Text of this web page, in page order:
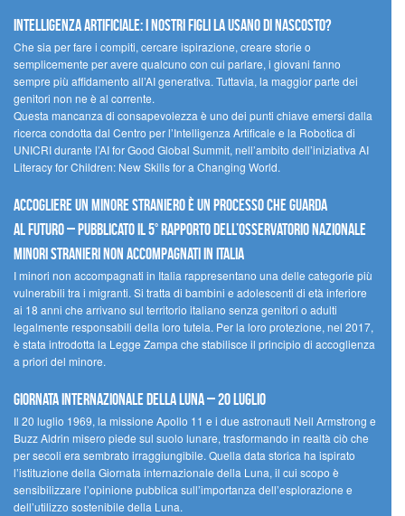
Intelligenza artificiale: i nostri figli la usano di nascosto?
Che sia per fare i compiti, cercare ispirazione, creare storie o
semplicemente per avere qualcuno con cui parlare, i giovani fanno
sempre più affidamento all’AI generativa. Tuttavia, la maggior parte dei
genitori non ne è al corrente.
Questa mancanza di consapevolezza è uno dei punti chiave emersi dalla
ricerca condotta dal Centro per l’Intelligenza Artificale e la Robotica di
UNICRI durante l’AI for Good Global Summit, nell’ambito dell’iniziativa AI
Literacy for Children: New Skills for a Changing World.
Accogliere un minore straniero è un processo che guarda
al futuro – Pubblicato il 5° rapporto dell’Osservatorio Nazionale
Minori Stranieri Non Accompagnati in Italia
I minori non accompagnati in Italia rappresentano una delle categorie più
vulnerabili tra i migranti. Si tratta di bambini e adolescenti di età inferiore
ai 18 anni che arrivano sul territorio italiano senza genitori o adulti
legalmente responsabili della loro tutela. Per la loro protezione, nel 2017,
è stata introdotta la Legge Zampa che stabilisce il principio di accoglienza
a priori del minore.
Giornata Internazionale della Luna – 20 luglio
Il 20 luglio 1969, la missione Apollo 11 e i due astronauti Neil Armstrong e
Buzz Aldrin misero piede sul suolo lunare, trasformando in realtà ciò che
per secoli era sembrato irraggiungibile. Quella data storica ha ispirato
l’istituzione della Giornata internazionale della Luna, il cui scopo è
sensibilizzare l’opinione pubblica sull’importanza dell’esplorazione e
dell’utilizzo sostenibile della Luna.